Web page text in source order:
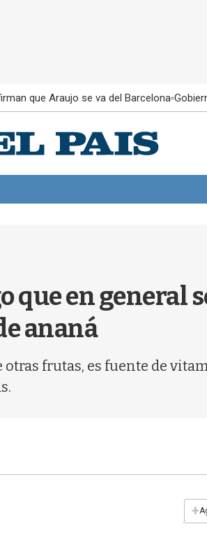
que Araujo se va del Barcelona
que en general
ananá
otras frutas, es fuente de
+